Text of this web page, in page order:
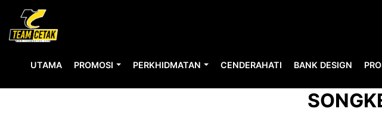
UTAMA PROMOSI PERKHIDMATAN CENDERAHATI BANK DESIGN